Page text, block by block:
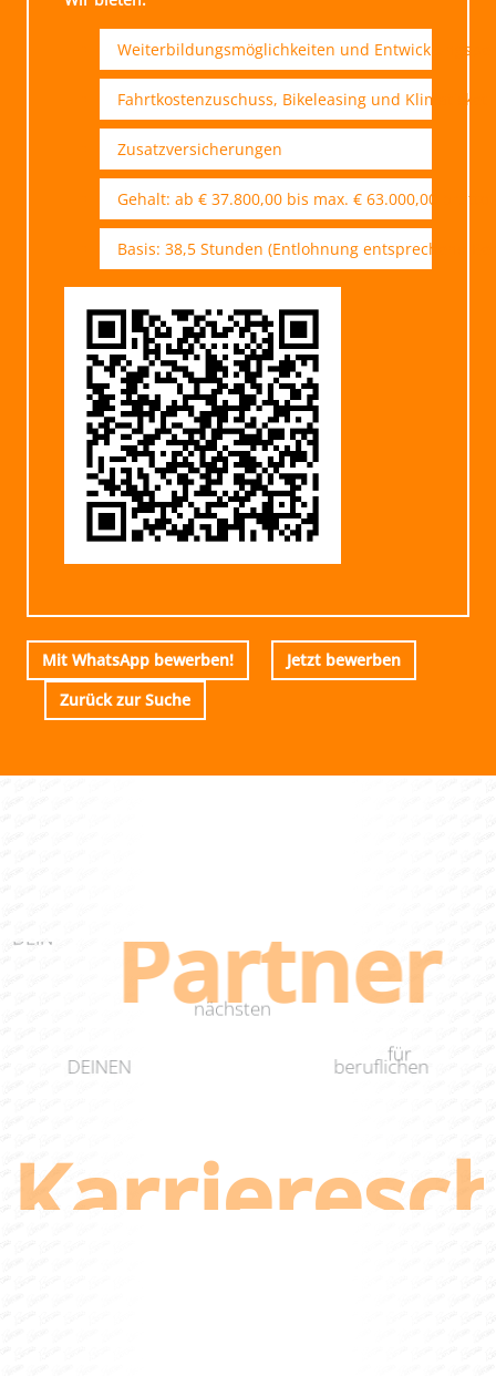
Weiterbildungsmöglichkeiten und
Fahrtkostenzuschuss, Bikeleasing und Klimaticket
Zusatzversicherungen
Gehalt: ab € 37.800,00 bis max. € 63.000,00 brutto
Basis: 38,5 Stunden (Entlohnung entsprechend
Mit WhatsApp bewerben!
Jetzt bewerben
Zurück zur Suche
DEIN Partner
für
DEINEN
nächsten
beruflichen